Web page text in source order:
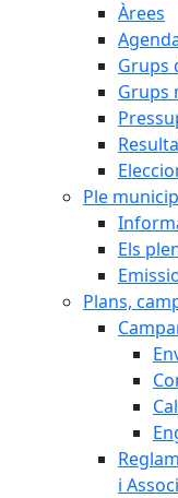
Àrees
Grups
Grups
Ple
Els
Plans,
i